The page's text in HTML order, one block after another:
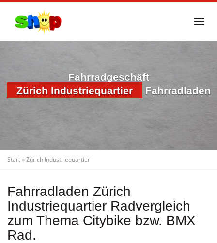
Fahrradgeschäft
Zürich Industriequartier
Fahrradladen
Start»Zürich Industriequartier
Fahrradladen Zürich
Industriequartier Radvergleich
zum Thema Citybike bzw. BMX
Rad.